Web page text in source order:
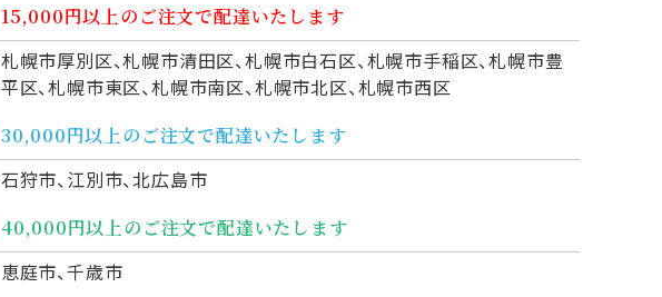
15,000円以上のご注文で配達いたします
札幌市厚別区、札幌市清田区、札幌市白石区、札幌市手稲区、札幌市豊
平区、札幌市東区、札幌市南区、札幌市北区、札幌市西区
30,000円以上のご注文で配達いたします
石狩市、江別市、北広島市
40,000円以上のご注文で配達いたします
恵庭市、千歳市